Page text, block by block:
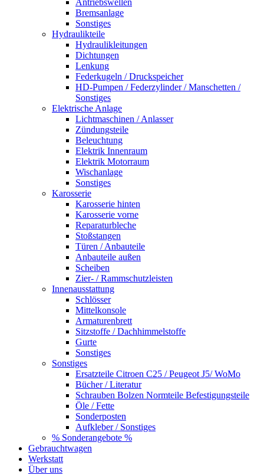
Bremsanlage
Sonstiges
Hydraulikteile
Hydraulikleitungen
Dichtungen
Lenkung
Federkugeln / Druckspeicher
HD-Pumpen / Federzylinder / Manschetten /
Sonstiges
Elektrische Anlage
Lichtmaschinen / Anlasser
Zündungsteile
Beleuchtung
Elektrik Innenraum
Elektrik Motorraum
Wischanlage
Sonstiges
Karosserie
Karosserie hinten
Karosserie vorne
Reparaturbleche
Stoßstangen
Türen / Anbauteile
Anbauteile außen
Scheiben
Zier- / Rammschutzleisten
Innenausstattung
Schlösser
Mittelkonsole
Armaturenbrett
Sitzstoffe / Dachhimmelstoffe
Gurte
Sonstiges
Sonstiges
Ersatzteile Citroen C25 / Peugeot J5/ WoMo
Bücher / Literatur
Schrauben Bolzen Normteile Befestigungsteile
Öle / Fette
Sonderposten
Aufkleber / Sonstiges
% Sonderangebote %
Gebrauchtwagen
Werkstatt
Über uns